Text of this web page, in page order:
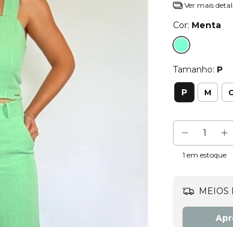
Ver mais
Cor: Menta
Tamanho: P
P M
1 em estoque
MEIOS